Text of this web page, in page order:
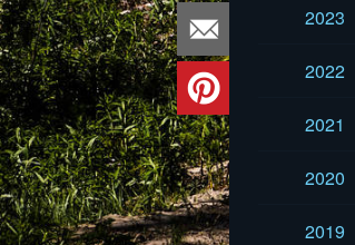
2023
2022
2021
2020
2019